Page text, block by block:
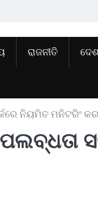
ରାଜନୀତି
ନିୟମିତ ମନିଟରିଂ